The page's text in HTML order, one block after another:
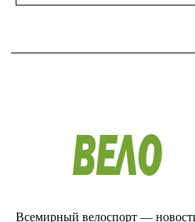
Всемирный велоспорт —